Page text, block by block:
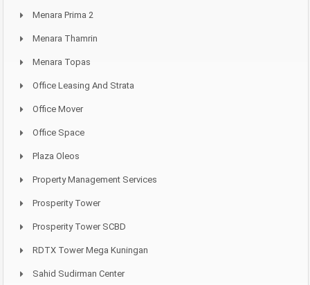
Menara Prima 2
Menara Thamrin
Menara Topas
Office Leasing And Strata
Office Mover
Office Space
Plaza Oleos
Property Management Services
Prosperity Tower
Prosperity Tower SCBD
RDTX Tower Mega Kuningan
Sahid Sudirman Center